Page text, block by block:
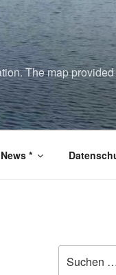
The map
*
nach: